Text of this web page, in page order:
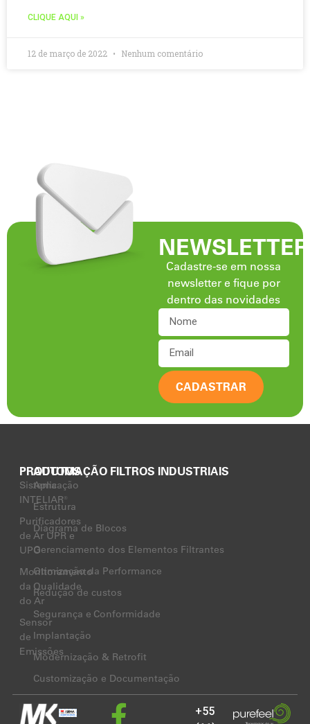
CLIQUE AQUI »
12 de março de 2022 Nenhum comentário
NEWSLETTER
Cadastre-se em nossa
newsletter e fique por
dentro das novidades
CADASTRAR
PRODUTOS
Sistema
INTELIAR®
Purificadores
de Ar UPR e
UPO
Monitoramento
da Qualidade
do Ar
Sensor
de
Emissões
AUTOMAÇÃO FILTROS INDUSTRIAIS
Aplicação
Estrutura
Diagrama de Blocos
Gerenciamento dos Elementos Filtrantes
Otimização da Performance
Redução de custos
Segurança e Conformidade
Implantação
Modernização & Retrofit
Customização e Documentação
+55